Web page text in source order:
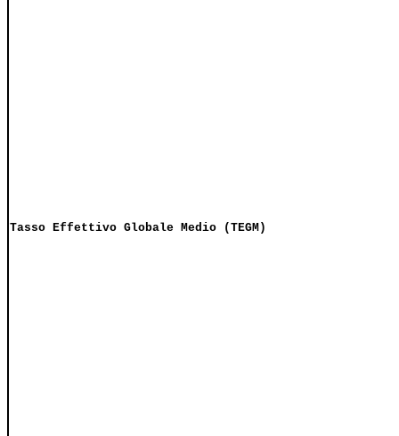
Tasso Effettivo Globale Medio (TEGM)